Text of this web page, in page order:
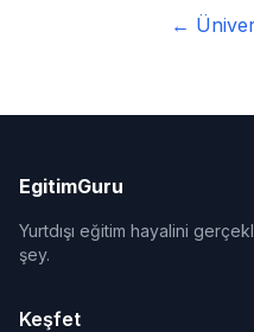
←
EgitimGuru
Yurtdışı eğitim hayalini
şey.
Keşfet